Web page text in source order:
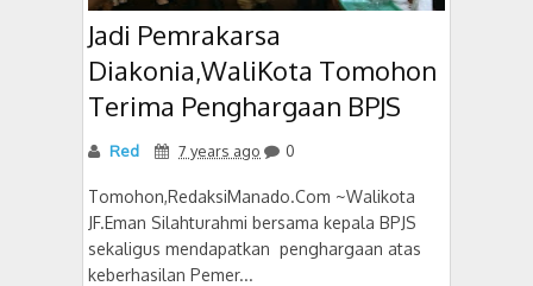
Jadi Pemrakarsa
Diakonia,WaliKota Tomohon
Terima Penghargaan BPJS
Red 7 years ago 0
Tomohon,RedaksiManado.Com ~Walikota
JF.Eman Silahturahmi bersama kepala BPJS
sekaligus mendapatkan penghargaan atas
keberhasilan Pemer...